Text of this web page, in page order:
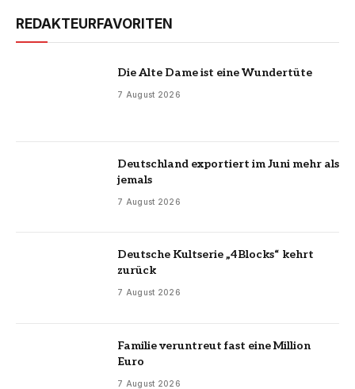
REDAKTEURFAVORITEN
Die Alte Dame ist eine Wundertüte
7 August 2026
Deutschland exportiert im Juni mehr als
jemals
7 August 2026
Deutsche Kultserie „4Blocks“ kehrt
zurück
7 August 2026
Familie veruntreut fast eine Million
Euro
7 August 2026